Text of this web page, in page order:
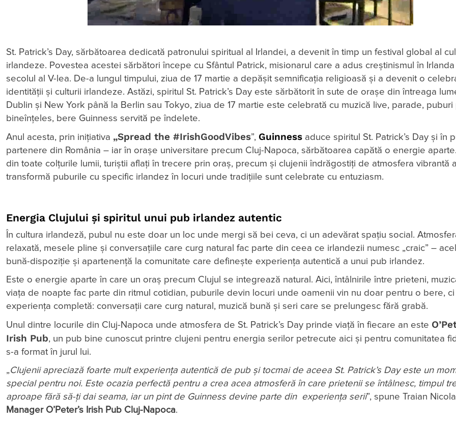
St. Patrick’s Day, sărbătoarea dedicată patronului spiritual al Irlandei, a devenit în timp un festival global al
irlandeze. Povestea acestei sărbători începe cu Sfântul Patrick, misionarul care a adus creștinismul în Irlanda
secolul al V-lea. De-a lungul timpului, ziua de 17 martie a depășit semnificația religioasă și a devenit o
identității și culturii irlandeze. Astăzi, spiritul St. Patrick’s Day este sărbătorit în sute de orașe din întreaga
Dublin și New York până la Berlin sau Tokyo, ziua de 17 martie este celebrată cu muzică live, parade, puburi
bineînțeles, bere Guinness servită pe îndelete.
Anul acesta, prin inițiativa „Spread the #IrishGoodVibes”, Guinness aduce spiritul St. Patrick’s Day și în
partenere din România – iar în orașe universitare precum Cluj-Napoca, sărbătoarea capătă o energie
din toate colțurile lumii, turiștii aflați în trecere prin oraș, precum și clujenii îndrăgostiți de atmosfera vibrantă
transformă puburile cu specific irlandez în locuri unde tradițiile sunt celebrate cu entuziasm.
Energia Clujului și spiritul unui pub irlandez autentic
În cultura irlandeză, pubul nu este doar un loc unde mergi să bei ceva, ci un adevărat spațiu social.
relaxată, mesele pline și conversațiile care curg natural fac parte din ceea ce irlandezii numesc „craic” –
bună-dispoziție și apartenență la comunitate care definește experiența autentică a unui pub irlandez.
Este o energie aparte în care un oraș precum Clujul se integrează natural. Aici, întâlnirile între prieteni,
viața de noapte fac parte din ritmul cotidian, puburile devin locuri unde oamenii vin nu doar pentru o bere,
experiența completă: conversații care curg natural, muzică bună și seri care se prelungesc fără grabă.
Unul dintre locurile din Cluj-Napoca unde atmosfera de St. Patrick’s Day prinde viață în fiecare an este
Irish Pub, un pub bine cunoscut printre clujeni pentru energia serilor petrecute aici și pentru comunitatea
s-a format în jurul lui.
„Clujenii apreciază foarte mult experiența autentică de pub și tocmai de aceea St. Patrick’s Day este un
special pentru noi. Este ocazia perfectă pentru a crea acea atmosferă în care prietenii se întâlnesc, timpul
aproape fără să-ți dai seama, iar un pint de Guinness devine parte din experiența serii”, spune Traian
Manager O’Peter’s Irish Pub Cluj-Napoca.